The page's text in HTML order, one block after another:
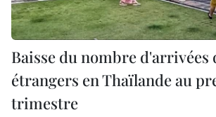
Baisse du nombre d'arrivées
étrangers en Thaïlande au
trimestre